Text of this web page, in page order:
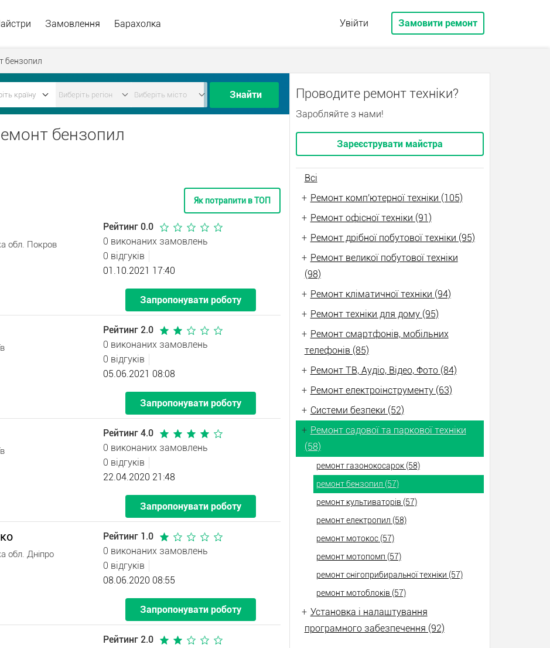
Замовлення Барахолка Увійти Замовити ремонт
бензопил
Знайти
бензопил
Як потрапити в ТОП
обл. Покров
Рейтинг 0.0
0 виконаних замовлень
0 відгуків
01.10.2021 17:40
Запропонувати роботу
Рейтинг 2.0
0 виконаних замовлень
0 відгуків
05.06.2021 08:08
Запропонувати роботу
Рейтинг 4.0
0 виконаних замовлень
0 відгуків
22.04.2020 21:48
Запропонувати роботу
обл. Дніпро
Рейтинг 1.0
0 виконаних замовлень
0 відгуків
08.06.2020 08:55
Запропонувати роботу
Рейтинг 2.0
Проводите ремонт техніки?
Заробляйте з нами!
Зареєструвати майстра
Всі
+ Ремонт комп'ютерної техніки (105)
+ Ремонт офісної техніки (91)
+ Ремонт дрібної побутової техніки (95)
+ Ремонт великої побутової техніки
(98)
+ Ремонт кліматичної техніки (94)
+ Ремонт техніки для дому (95)
+ Ремонт смартфонів, мобільних
телефонів (85)
+ Ремонт ТВ, Аудіо, Відео, Фото (84)
+ Ремонт електроінструменту (63)
+ Системи безпеки (52)
+ Ремонт садової та паркової техніки
(58)
ремонт газонокосарок (58)
ремонт бензопил (57)
ремонт культиваторів (57)
ремонт електропил (58)
ремонт мотокос (57)
ремонт мотопомп (57)
ремонт снігоприбиральної техніки (57)
ремонт мотоблоків (57)
+ Установка і налаштування
програмного забезпечення (92)